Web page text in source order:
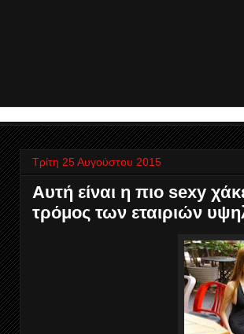
Τρίτη 25 Αυγούστου 2015
Αυτή είναι η πιο sexy
τρόμος των εταιριών